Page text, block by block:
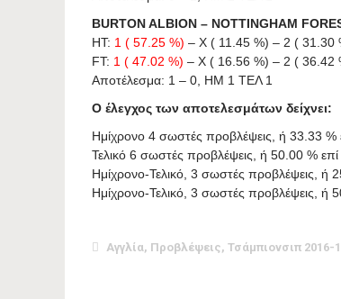
BURTON ALBION – NOTTINGHAM
HT: 1 ( 57.25 %) – X ( 11.45 %) – 2 ( 31.30
FT: 1 ( 47.02 %) – X ( 16.56 %) – 2 ( 36.42
Αποτέλεσμα: 1 – 0, ΗΜ 1 ΤΕΛ 1
Ο έλεγχος των αποτελεσμάτων δείχνει:
Ημίχρονο 4 σωστές προβλέψεις, ή 33.33
Τελικό 6 σωστές προβλέψεις, ή 50.00 %
Ημίχρονο-Τελικό, 3 σωστές προβλέψεις, ή
Ημίχρονο-Τελικό, 3 σωστές προβλέψεις,
Αγγλία, Προβλέψεις, Τσάμπιονσιπ 2016-